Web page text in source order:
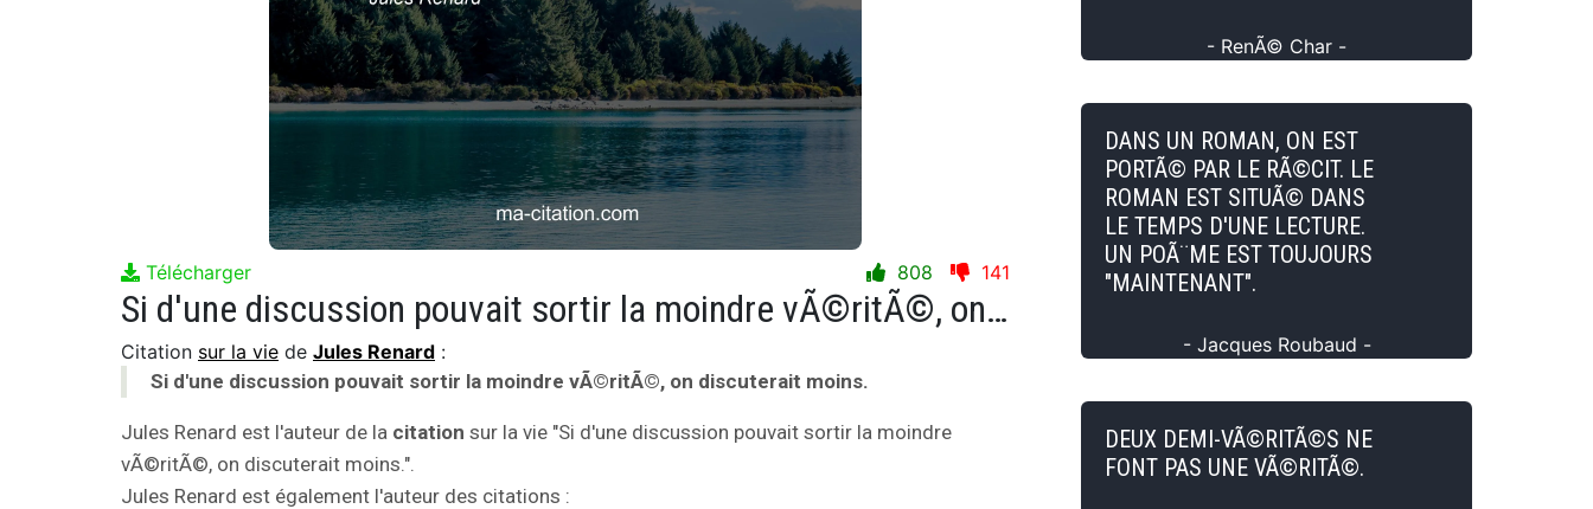
Télécharger 808 141
Si d'une discussion pouvait sortir la moindre vÃ©ritÃ©, on discuterait moins.
Citation sur la vie de Jules Renard :
Si d'une discussion pouvait sortir la moindre vÃ©ritÃ©, on discuterait moins.
Jules Renard est l'auteur de la citation sur la vie "Si d'une discussion pouvait sortir la moindre
vÃ©ritÃ©, on discuterait moins.".
Jules Renard est également l'auteur des citations :
- RenÃ© Char -
DANS UN ROMAN, ON EST
PORTÃ© PAR LE RÃ©CIT. LE
ROMAN EST SITUÃ© DANS
LE TEMPS D'UNE LECTURE.
UN POÃ¨ME EST TOUJOURS
"MAINTENANT".
- Jacques Roubaud -
DEUX DEMI-VÃ©RITÃ©S NE
FONT PAS UNE VÃ©RITÃ©.